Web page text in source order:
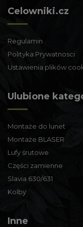
Celowniki.cz
Regulamin
Polityka Prywatnosci
Ustawienia plików
Ulubione
Montaże do lunet
Montaże BLASER
Lufy śrutowe
Części zamienne
Slavia 630/631
Kolby
Inne